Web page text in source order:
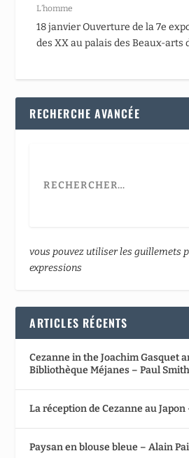
L’homme
18 janvier Ouverture de la 7e
des XX au palais des Beaux-arts
RECHERCHE AVANCÉE
vous pouvez utiliser les guillemets
expressions
ARTICLES RÉCENTS
Cezanne in the Joachim Gasquet
Bibliothèque Méjanes – Paul Smith
La réception de Cezanne au
Paysan en blouse bleue – Alain